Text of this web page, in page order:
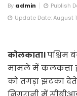
By admin
Publish
Update Date: August
कोलकाता।पश्चिम
मामले में कलकत्ता
को तगड़ा झटका